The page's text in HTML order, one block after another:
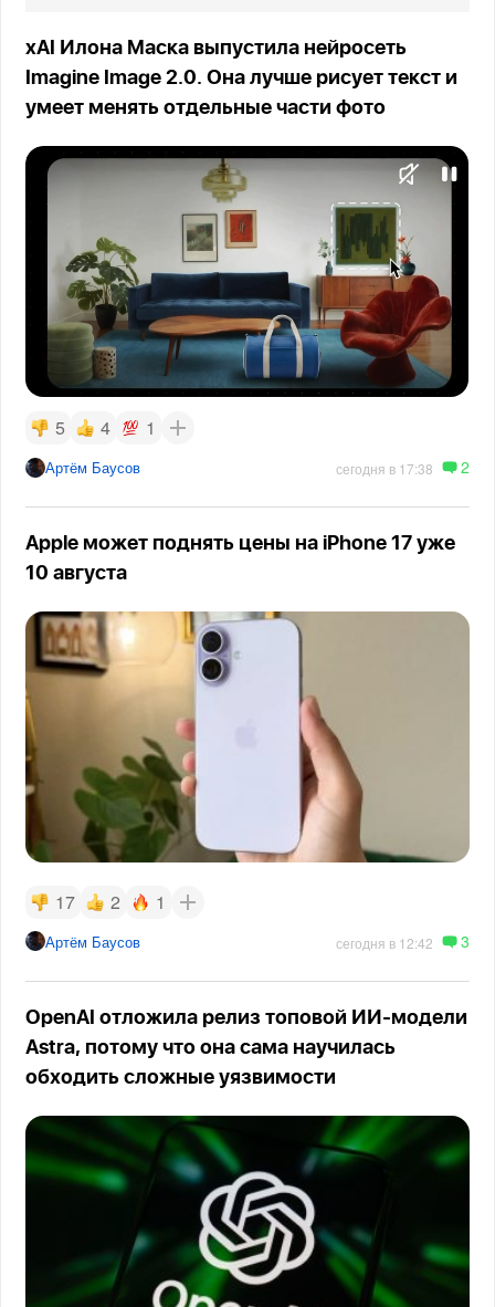
xAI Илона Маска выпустила нейросеть
Imagine Image 2.0. Она лучше рисует текст и
умеет менять отдельные части фото
5 4 1
Артём Баусов сегодня в 17:38 2
Apple может поднять цены на iPhone 17 уже
10 августа
17 2 1
Артём Баусов сегодня в 12:42 3
OpenAI отложила релиз топовой ИИ-модели
Astra, потому что она сама научилась
обходить сложные уязвимости